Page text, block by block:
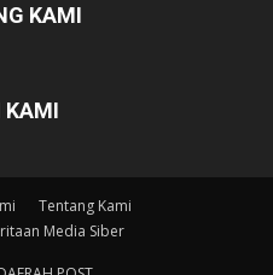
KAMI
KAMI
Tentang Kami
Media Siber